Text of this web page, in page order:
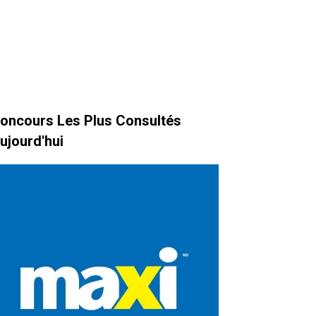
Les Plus Consultés